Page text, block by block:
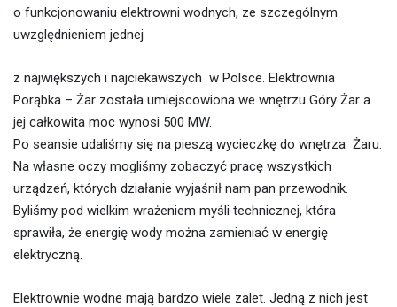
o funkcjonowaniu elektrowni wodnych, ze szczególnym
uwzględnieniem jednej
z największych i najciekawszych w Polsce. Elektrownia
Porąbka – Żar została umiejscowiona we wnętrzu Góry Żar a
jej całkowita moc wynosi 500 MW.
Po seansie udaliśmy się na pieszą wycieczkę do wnętrza Żaru.
Na własne oczy mogliśmy zobaczyć pracę wszystkich
urządzeń, których działanie wyjaśnił nam pan przewodnik.
Byliśmy pod wielkim wrażeniem myśli technicznej, która
sprawiła, że energię wody można zamieniać w energię
elektryczną.
Elektrownie wodne mają bardzo wiele zalet. Jedną z nich jest